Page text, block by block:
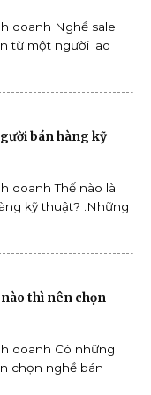
doanh Nghề sale
từ một người lao
bán hàng kỹ
doanh Thế nào là
kỹ thuật? .Những
thì nên chọn
doanh Có những
chọn nghề bán